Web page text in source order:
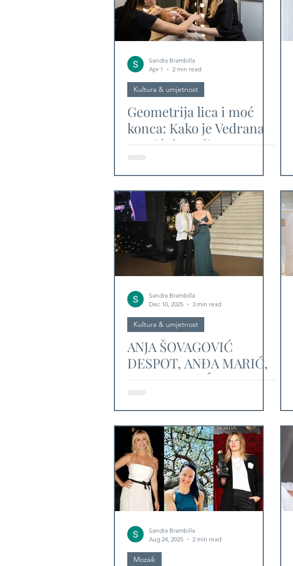
Sandra Brambilla
Apr 1
2 min read
Kultura & umjetnost
Geometrija lica i moć
konca: Kako je Vedrana
Tomić threading
modernog muškarca
Sandra Brambilla
Dec 10, 2025
3 min read
Kultura & umjetnost
ANJA ŠOVAGOVIĆ
DESPOT, ANĐA MARIĆ,
MIA BEGOVIĆ, SANDRA
MANČIĆ O ŽENSKOJ
LJEPOTI
Sandra Brambilla
Aug 24, 2025
2 min read
Mozaik